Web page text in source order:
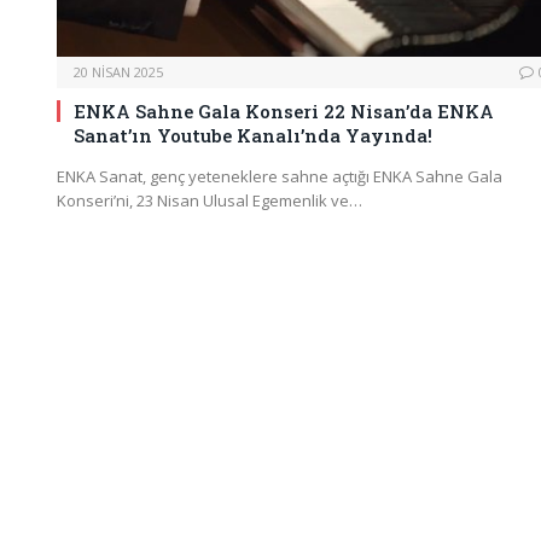
20 NISAN 2025
ENKA Sahne Gala Konseri 22 Nisan’da ENKA
Sanat’ın Youtube Kanalı’nda Yayında!
ENKA Sanat, genç yeteneklere sahne açtığı ENKA Sahne Gala
Konseri’ni, 23 Nisan Ulusal Egemenlik ve…